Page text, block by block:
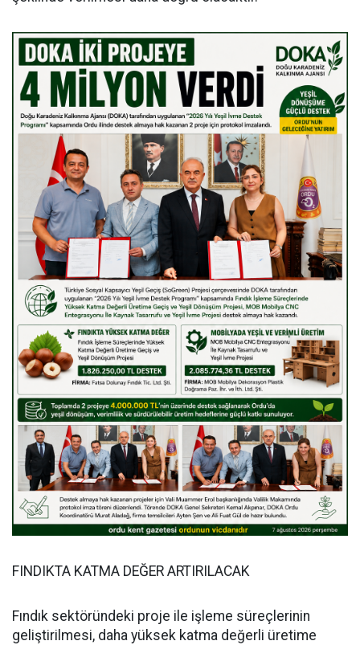
FINDIKTA KATMA DEĞER ARTIRILACAK
Fındık sektöründeki proje ile işleme süreçlerinin
geliştirilmesi, daha yüksek katma değerli üretime